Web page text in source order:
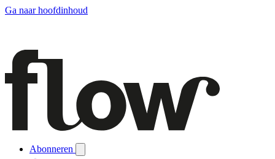
Ga naar hoofdinhoud
Abonneren